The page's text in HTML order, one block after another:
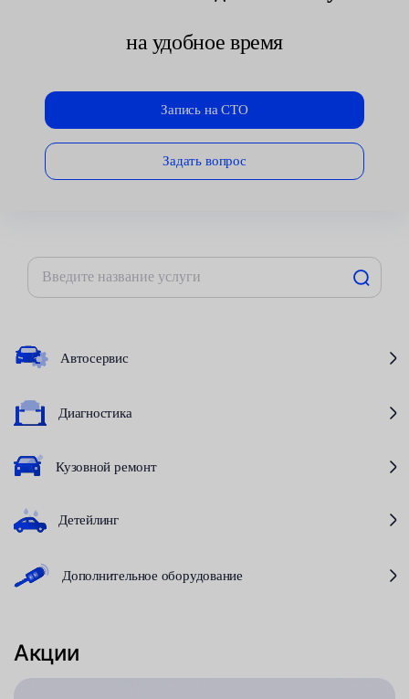
на удобное время
Запись на СТО
Задать вопрос
Автосервис
Диагностика
Кузовной ремонт
Детейлинг
Дополнительное оборудование
Акции